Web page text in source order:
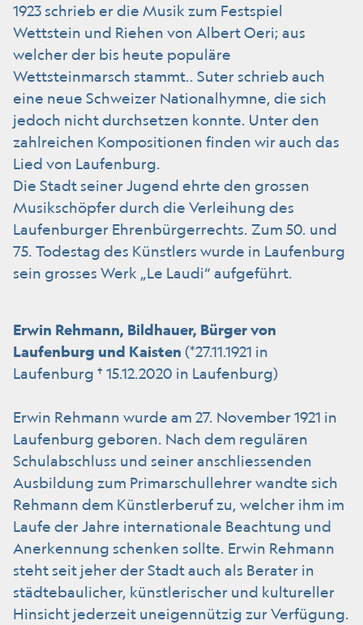
1923 schrieb er die Musik zum Festspiel
Wettstein und Riehen von Albert Oeri; aus
welcher der bis heute populäre
Wettsteinmarsch stammt.. Suter schrieb auch
eine neue Schweizer Nationalhymne, die sich
jedoch nicht durchsetzen konnte. Unter den
zahlreichen Kompositionen finden wir auch das
Lied von Laufenburg.
Die Stadt seiner Jugend ehrte den grossen
Musikschöpfer durch die Verleihung des
Laufenburger Ehrenbürgerrechts. Zum 50. und
75. Todestag des Künstlers wurde in Laufenburg
sein grosses Werk „Le Laudi“ aufgeführt.
Erwin Rehmann, Bildhauer, Bürger von
Laufenburg und Kaisten (*27.11.1921 in
Laufenburg † 15.12.2020 in Laufenburg)
Erwin Rehmann wurde am 27. November 1921 in
Laufenburg geboren. Nach dem regulären
Schulabschluss und seiner anschliessenden
Ausbildung zum Primarschullehrer wandte sich
Rehmann dem Künstlerberuf zu, welcher ihm im
Laufe der Jahre internationale Beachtung und
Anerkennung schenken sollte. Erwin Rehmann
steht seit jeher der Stadt auch als Berater in
städtebaulicher, künstlerischer und kultureller
Hinsicht jederzeit uneigennützig zur Verfügung.